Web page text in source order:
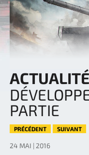
PARTIE
PRÉCÉDENT SUIVANT
24 MAI | 2016